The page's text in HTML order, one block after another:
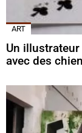
ART
Un
avec des